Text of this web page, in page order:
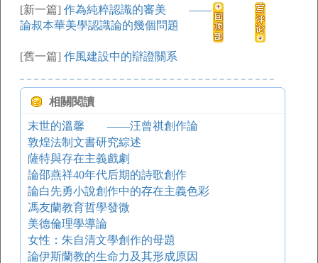
[新一篇] 作為純粹認識的審美 ——
論叔本華美學認識論的幾個問題
[舊一篇] 作風建設中的辯證關系
相關閱讀
末世的溫馨 ——汪曾祺創作論
敦煌法制文書研究綜述
薩特與存在主義戲劇
論邵燕祥40年代后期的詩歌創作
論白先勇小說創作中的存在主義色彩
馮友蘭教育哲學發微
美德倫理學導論
女性：朱自清文學創作的母題
論伊斯蘭教的生命力及其形成原因